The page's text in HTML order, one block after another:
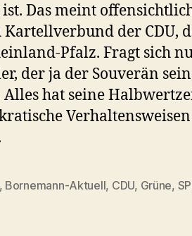
Das meint
der CDU,
Pfalz. Fragt sich
der ja der Souverän
Alles hat seine
, Bornemann-Aktuell, CDU, Grüne,